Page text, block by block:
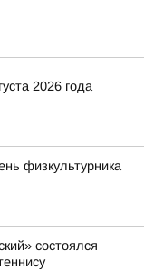
2026 года
физкультурника
состоялся